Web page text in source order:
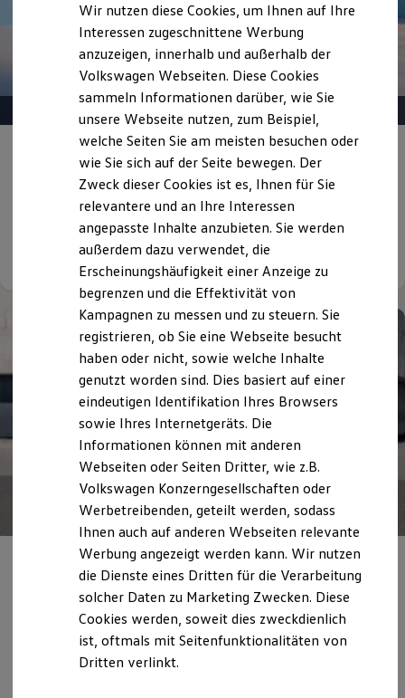
Laden unterwegs
Laden Zuhause
Ladestationen finden
Ladezeitensimulator
Batterie
Sicherheit
Nachhaltigkeit
Technologie
Kosten und Kauf
Kaufoptionen
E-Auto-Förderung
Software und Konnektivität
Die ID. Software 6
ID. Software Versionen und Updates
Digitale Extras
Schnittstellen zu Ihrem ID.
Hybridautos
Marke und Erlebnis
Volkswagen R und R Experience
R-Modelle
R Experience
Driving Experience
Volkswagen entdecken
Werkbesichtigung
Lifestyle Shop
T-Roc Kollektion
Golf Kollektion
ID. Kollektion
Volkswagen Kollektion
R-Kollektion
GTI Kollektion
Fußball Drop
we drive football
#wedriveproud
Besitzer und Service
Software Updates
Service und Ersatzteile
Gepflegt, geprüft und für gut befunden.
Volkswagen Zertifizierte
Gebrauchtwagen.
Details ansehen
Staatliche Förderung, Steuervorteile und
intelligente Stromtarife – jetzt über die
neuen ID. Modelle informieren.
Wir nutzen diese Cookies, um Ihnen auf Ihre
Interessen zugeschnittene Werbung
anzuzeigen, innerhalb und außerhalb der
Volkswagen Webseiten. Diese Cookies
sammeln Informationen darüber, wie Sie
unsere Webseite nutzen, zum Beispiel,
welche Seiten Sie am meisten besuchen oder
wie Sie sich auf der Seite bewegen. Der
Zweck dieser Cookies ist es, Ihnen für Sie
relevantere und an Ihre Interessen
angepasste Inhalte anzubieten. Sie werden
außerdem dazu verwendet, die
Erscheinungshäufigkeit einer Anzeige zu
begrenzen und die Effektivität von
Kampagnen zu messen und zu steuern. Sie
registrieren, ob Sie eine Webseite besucht
haben oder nicht, sowie welche Inhalte
genutzt worden sind. Dies basiert auf einer
eindeutigen Identifikation Ihres Browsers
sowie Ihres Internetgeräts. Die
Informationen können mit anderen
Webseiten oder Seiten Dritter, wie z.B.
Volkswagen Konzerngesellschaften oder
Werbetreibenden, geteilt werden, sodass
Ihnen auch auf anderen Webseiten relevante
Werbung angezeigt werden kann. Wir nutzen
die Dienste eines Dritten für die Verarbeitung
solcher Daten zu Marketing Zwecken. Diese
Cookies werden, soweit dies zweckdienlich
ist, oftmals mit Seitenfunktionalitäten von
Dritten verlinkt.